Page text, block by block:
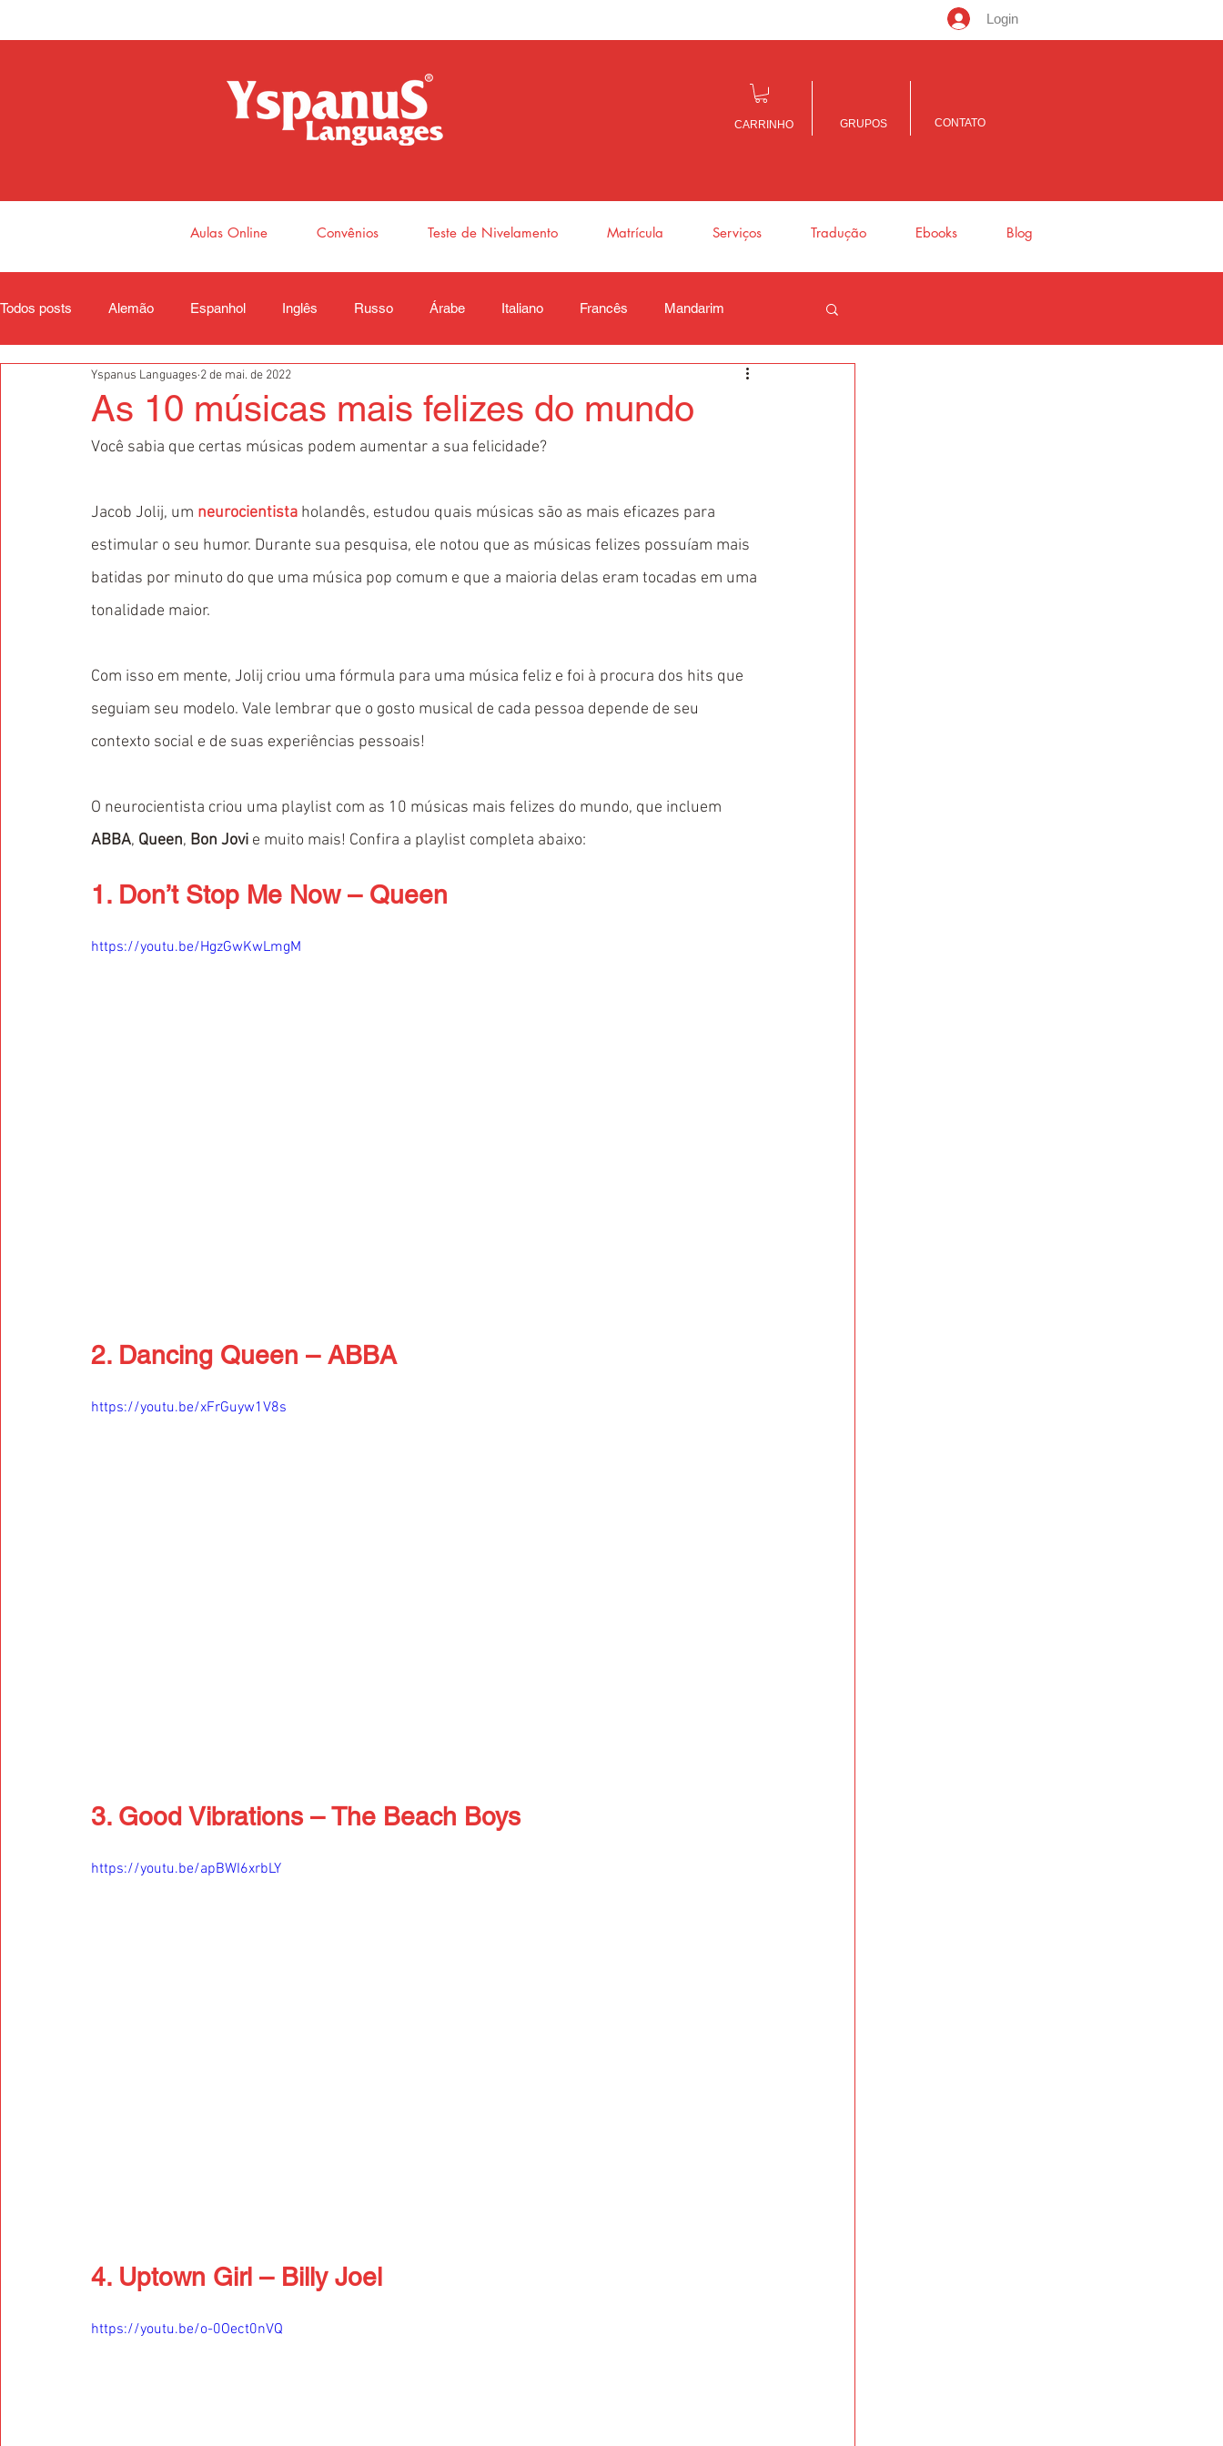
Login
CARRINHO GRUPOS CONTATO
Aulas Online Convênios Teste de Nivelamento Matrícula Serviços Tradução Ebooks Blog
Todos posts Alemão Espanhol Inglês Russo Árabe Italiano Francês Mandarim
As 10 músicas mais felizes do mundo
Yspanus Languages 2 de mai. de 2022
Você sabia que certas músicas podem aumentar a sua felicidade?
Jacob Jolij, um neurocientista holandês, estudou quais músicas são as mais eficazes para
estimular o seu humor. Durante sua pesquisa, ele notou que as músicas felizes possuíam mais
batidas por minuto do que uma música pop comum e que a maioria delas eram tocadas em uma
tonalidade maior.
Com isso em mente, Jolij criou uma fórmula para uma música feliz e foi à procura dos hits que
seguiam seu modelo. Vale lembrar que o gosto musical de cada pessoa depende de seu
contexto social e de suas experiências pessoais!
O neurocientista criou uma playlist com as 10 músicas mais felizes do mundo, que incluem
ABBA, Queen, Bon Jovi e muito mais! Confira a playlist completa abaixo:
1. Don’t Stop Me Now – Queen
https://youtu.be/HgzGwKwLmgM
2. Dancing Queen – ABBA
https://youtu.be/xFrGuyw1V8s
3. Good Vibrations – The Beach Boys
https://youtu.be/apBWI6xrbLY
4. Uptown Girl – Billy Joel
https://youtu.be/o-0Oect0nVQ